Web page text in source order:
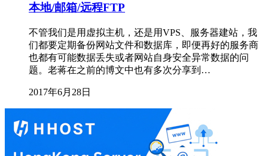
本地/邮箱/远程FTP
不管我们是用虚拟主机，还是用VPS、服务器建站，我
们都要定期备份网站文件和数据库，即便再好的服务商
也都有可能数据丢失或者网站自身安全异常数据的问
题。老蒋在之前的博文中也有多次分享到…
2017年6月28日